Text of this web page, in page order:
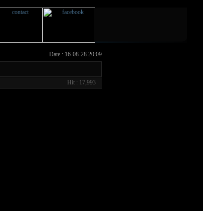
Date : 16-08-28 20:09
Hit : 17,993